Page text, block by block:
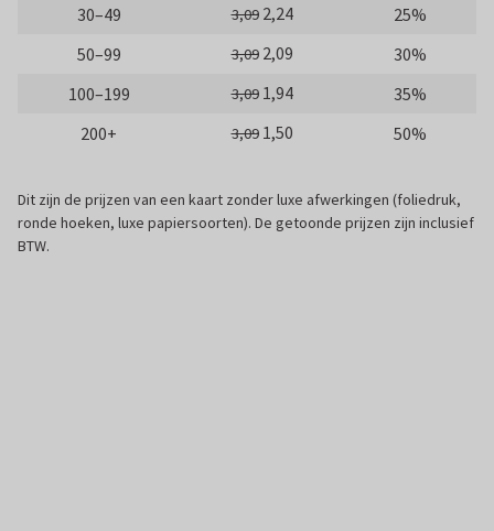
30–49
3,09 2,24
25%
50–99
3,09 2,09
30%
100–199
3,09 1,94
35%
200+
3,09 1,50 50%
Dit zijn de prijzen van een kaart zonder luxe afwerkingen (foliedruk,
ronde hoeken, luxe papiersoorten). De getoonde prijzen zijn inclusief
BTW.